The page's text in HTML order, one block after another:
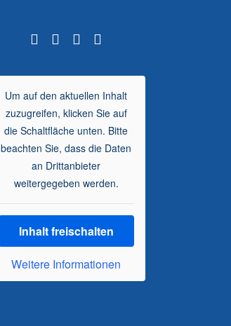
Um auf den aktuellen Inhalt
zuzugreifen, klicken Sie auf
die Schaltfläche unten. Bitte
beachten Sie, dass die Daten
an Drittanbieter
weitergegeben werden.
Inhalt freischalten
Weitere Informationen